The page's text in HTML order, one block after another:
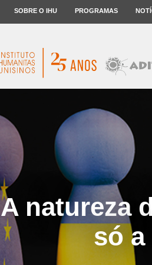
SOBRE O IHU PROGRAMAS
A natureza
só